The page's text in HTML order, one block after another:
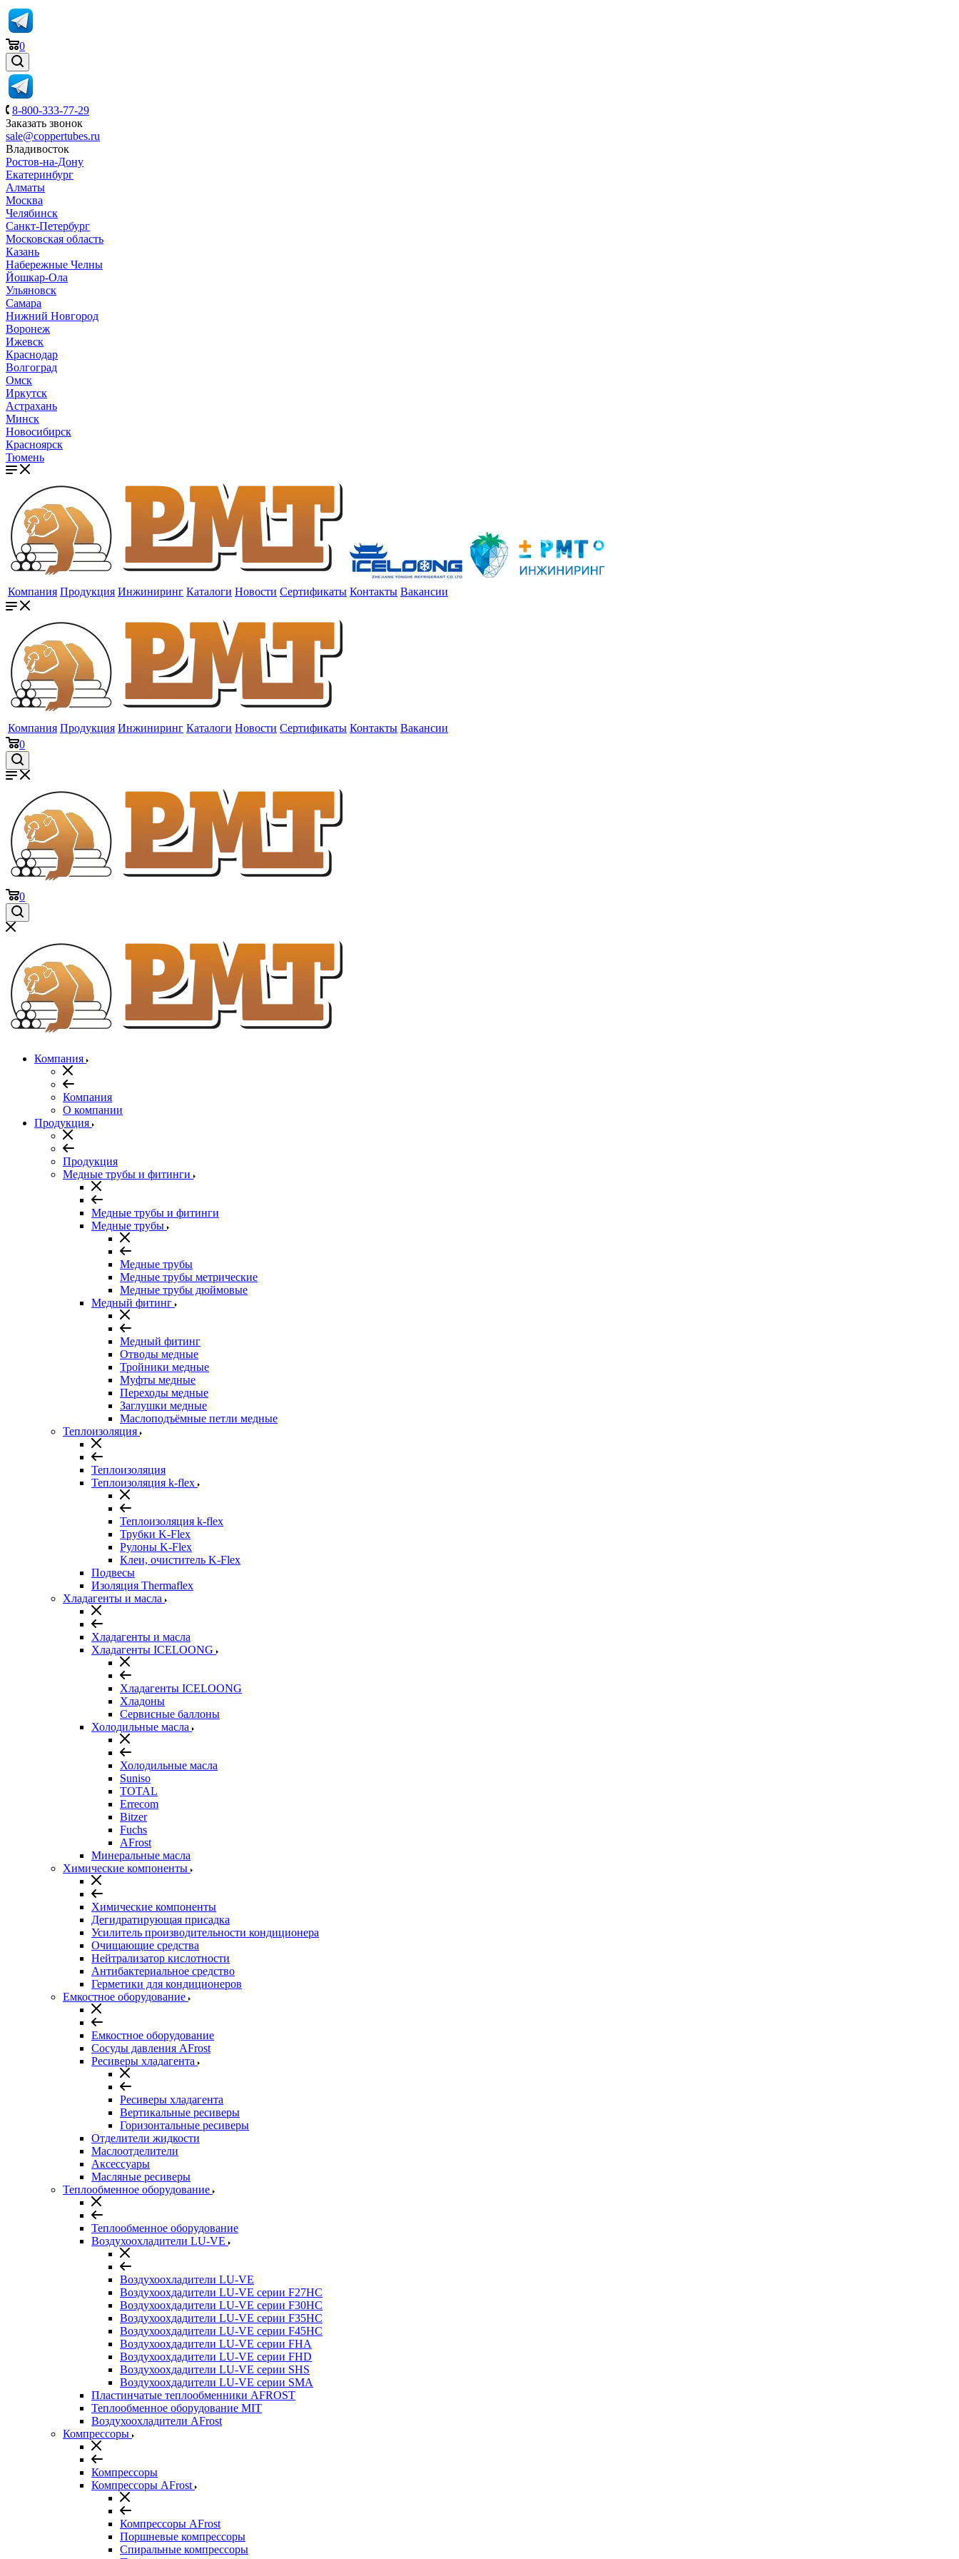
0
8-800-333-77-29
Заказать звонок
sale@coppertubes.ru
Владивосток
Ростов-на-Дону
Екатеринбург
Алматы
Москва
Челябинск
Санкт-Петербург
Московская область
Казань
Набережные Челны
Йошкар-Ола
Ульяновск
Самара
Нижний Новгород
Воронеж
Ижевск
Краснодар
Волгоград
Омск
Иркутск
Астрахань
Минск
Новосибирск
Красноярск
Тюмень
Компания Продукция Инжиниринг Каталоги Новости Сертификаты Контакты Вакансии
Компания Продукция Инжиниринг Каталоги Новости Сертификаты Контакты Вакансии
0
0
Компания
Компания
О компании
Продукция
Продукция
Медные трубы и фитинги
Медные трубы и фитинги
Медные трубы
Медные трубы
Медные трубы метрические
Медные трубы дюймовые
Медный фитинг
Медный фитинг
Отводы медные
Тройники медные
Муфты медные
Переходы медные
Заглушки медные
Маслоподъёмные петли медные
Теплоизоляция
Теплоизоляция
Теплоизоляция k-flex
Теплоизоляция k-flex
Трубки K-Flex
Рулоны K-Flex
Клеи, очиститель K-Flex
Подвесы
Изоляция Thermaflex
Хладагенты и масла
Хладагенты и масла
Хладагенты ICELOONG
Хладагенты ICELOONG
Хладоны
Сервисные баллоны
Холодильные масла
Холодильные масла
Suniso
TOTAL
Errecom
Bitzer
Fuchs
AFrost
Минеральные масла
Химические компоненты
Химические компоненты
Дегидратирующая присадка
Усилитель производительности кондиционера
Очищающие средства
Нейтрализатор кислотности
Антибактериальное средство
Герметики для кондиционеров
Емкостное оборудование
Емкостное оборудование
Сосуды давления AFrost
Ресиверы хладагента
Ресиверы хладагента
Вертикальные ресиверы
Горизонтальные ресиверы
Отделители жидкости
Маслоотделители
Аксессуары
Масляные ресиверы
Теплообменное оборудование
Теплообменное оборудование
Воздухоохладители LU-VE
Воздухоохладители LU-VE
Воздухоохдадители LU-VE серии F27HC
Воздухоохдадители LU-VE серии F30HC
Воздухоохдадители LU-VE серии F35HC
Воздухоохдадители LU-VE серии F45HC
Воздухоохдадители LU-VE серии FHA
Воздухоохдадители LU-VE серии FHD
Воздухоохдадители LU-VE серии SHS
Воздухоохдадители LU-VE серии SMA
Пластинчатые теплообменники AFROST
Теплообменное оборудование MIT
Воздухоохладители AFrost
Компрессоры
Компрессоры
Компрессоры AFrost
Компрессоры AFrost
Поршневые компрессоры
Спиральные компрессоры